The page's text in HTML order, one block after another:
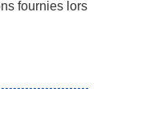
fournies lors